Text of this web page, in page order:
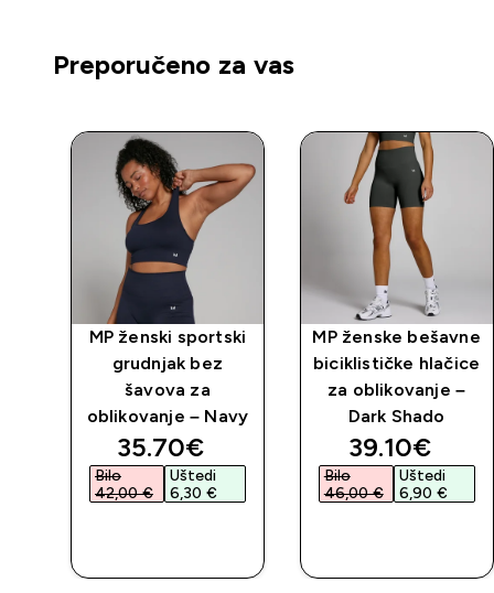
Preporučeno za vas
MP ženski sportski
grudnjak bez
šavova za
oblikovanje – Navy
discounted price
35.70€‎
Bilo
42,00 €‎
Uštedi
6,30 €‎
MP ženske bešavne
biciklističke hlačice
za oblikovanje –
Dark Shado
discounted
39.10€‎
Bilo
46,00 €‎
Uštedi
6,90 €‎